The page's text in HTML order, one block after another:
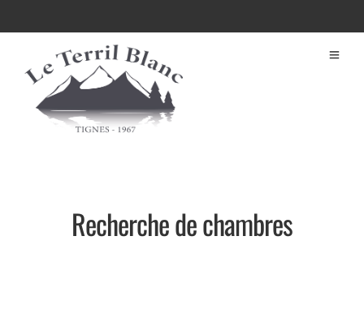
Recherche de chambres